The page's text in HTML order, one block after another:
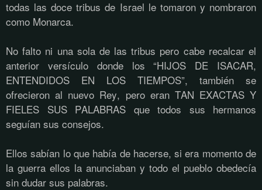
todas las doce tribus de Israel le tomaron y nombraron
como Monarca.
No falto ni una sola de las tribus pero cabe recalcar el
anterior versículo donde los “HIJOS DE ISACAR,
ENTENDIDOS EN LOS TIEMPOS”, también se
ofrecieron al nuevo Rey, pero eran TAN EXACTAS Y
FIELES SUS PALABRAS que todos sus hermanos
seguían sus consejos.
Ellos sabían lo que había de hacerse, si era momento de
la guerra ellos la anunciaban y todo el pueblo obedecía
sin dudar sus palabras.